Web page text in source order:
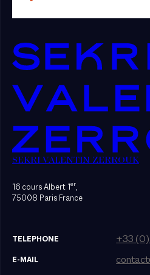
SEKRI VALENTIN ZERROUK
16 cours Albert 1er,
75008 Paris France
TELEPHONE +33 (0)
E-MAIL